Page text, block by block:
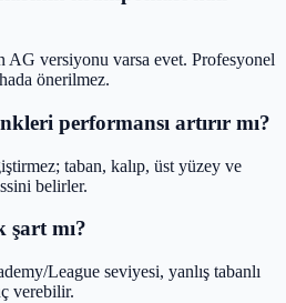
AG versiyonu varsa evet. Profesyonel
önerilmez.
performansı artırır mı?
taban, kalıp, üst yüzey ve
belirler.
şart mı?
League seviyesi, yanlış tabanlı
verebilir.